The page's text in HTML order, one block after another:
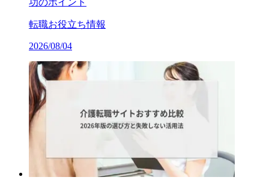
功のポイント
転職お役立ち情報
2026/08/04